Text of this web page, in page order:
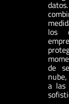
los
de
a las